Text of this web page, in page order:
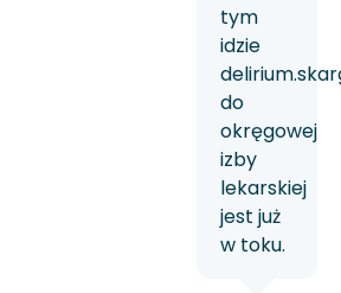
tym
idzie
do
okręgowej
izby
lekarskiej
jest już
w toku.